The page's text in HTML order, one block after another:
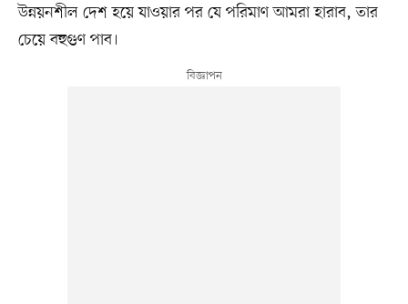
উন্নয়নশীল দেশ হয়ে যাওয়ার পর যে পরিমাণ আমরা হারাব, তার
চেয়ে বহুগুণ পাব।